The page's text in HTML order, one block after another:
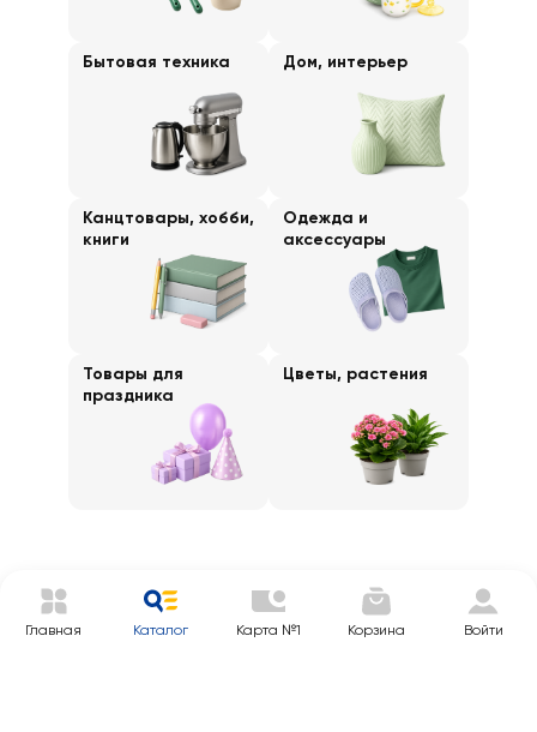
Бытовая техника Дом, интерьер
Канцтовары, хобби,
книги
Одежда и
аксессуары
Товары для
праздника
Цветы, растения
Главная Каталог Карта №1 Корзина Войти